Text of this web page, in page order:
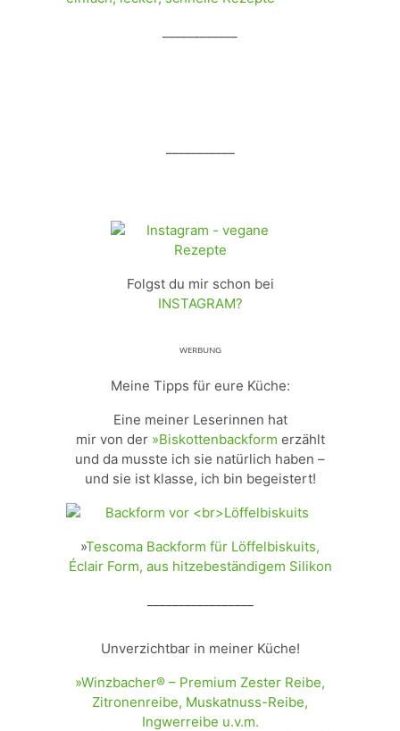
Folgst du mir schon bei
INSTAGRAM?
ᵂᴱᴿᴮᵁᴺᴳ
Meine Tipps für eure Küche:
Eine meiner Leserinnen hat
mir von der »Biskottenbackform erzählt
und da musste ich sie natürlich haben –
und sie ist klasse, ich bin begeistert!
»Tescoma Backform für Löffelbiskuits,
Éclair Form, aus hitzebeständigem Silikon
Unverzichtbar in meiner Küche!
»Winzbacher® – Premium Zester Reibe,
Zitronenreibe, Muskatnuss-Reibe,
Ingwerreibe u.v.m.